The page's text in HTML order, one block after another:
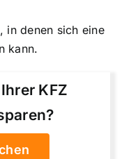
in denen sich eine
kann.
KFZ